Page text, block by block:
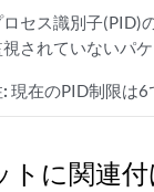
ロセス識別子(PID)
視されていないパケ
現在のPID制限は6
トに関連